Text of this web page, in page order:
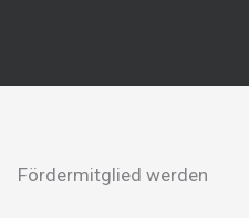
Fördermitglied werden